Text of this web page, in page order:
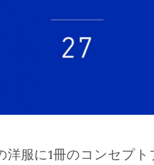
洋服に1冊のコンセプ